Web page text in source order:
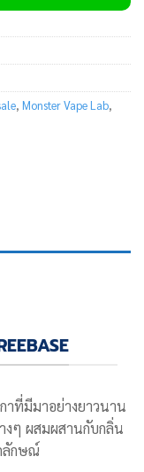
, Monster Vape Lab,
าที่มีมาอย่างยาวนาน
ๆ ผสมผสานกับกลิ่น
ลักษณ์